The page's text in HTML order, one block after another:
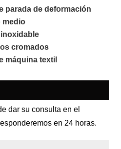
parada de deformación
medio
cromados
máquina textil
dar su consulta en el
en 24 horas.